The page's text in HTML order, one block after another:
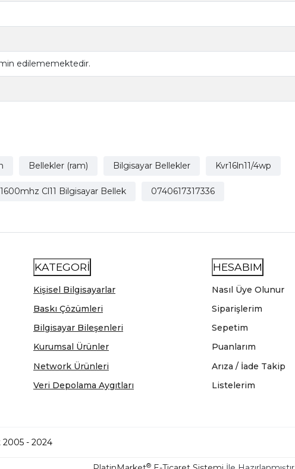
edilememektedir.
Bellekler (ram) Bilgisayar Bellekler Kvr16ln11/4wp
Cl11 Bilgisayar Bellek 0740617317336
KATEGORİ
Kişisel Bilgisayarlar
Baskı Çözümleri
Bilgisayar Bileşenleri
Kurumsal Ürünler
Network Ürünleri
Veri Depolama Aygıtları
HESABIM
Nasıl Üye Olunur
Siparişlerim
Sepetim
Puanlarım
Arıza / İade Takip
Listelerim
2005 - 2024
®